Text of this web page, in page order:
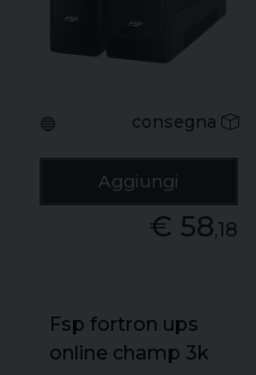
2xschuko
🔵 consegna
Aggiungi
€ 58,18
Fsp fortron ups
online champ 3k